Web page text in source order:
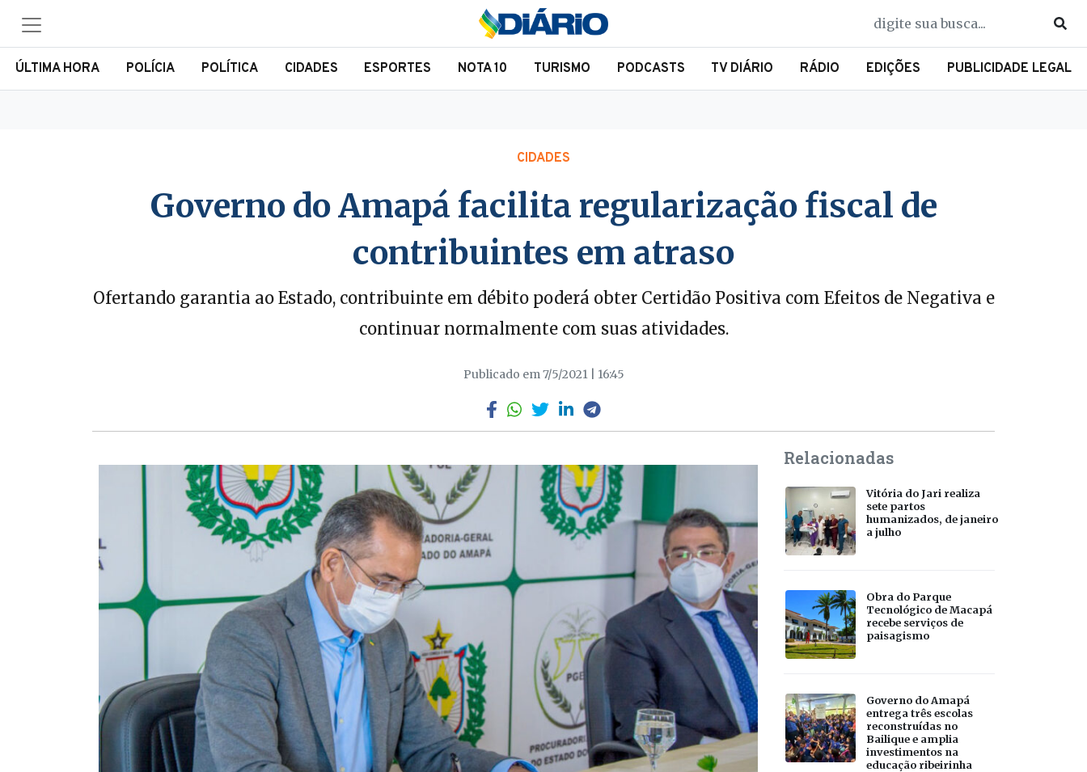
ÚLTIMA HORA POLÍCIA POLÍTICA CIDADES ESPORTES NOTA 10 TURISMO PODCASTS TV DIÁRIO RÁDIO EDIÇÕES PUBLICIDADE LEGAL
CIDADES
Governo do Amapá facilita regularização fiscal de
contribuintes em atraso
Ofertando garantia ao Estado, contribuinte em débito poderá obter Certidão Positiva com Efeitos de Negativa e
continuar normalmente com suas atividades.
Publicado em 7/5/2021 | 16:45
Relacionadas
Vitória do Jari realiza
sete partos
humanizados, de janeiro
a julho
Obra do Parque
Tecnológico de Macapá
recebe serviços de
paisagismo
Governo do Amapá
entrega três escolas
reconstruídas no
Bailique e amplia
investimentos na
educação ribeirinha